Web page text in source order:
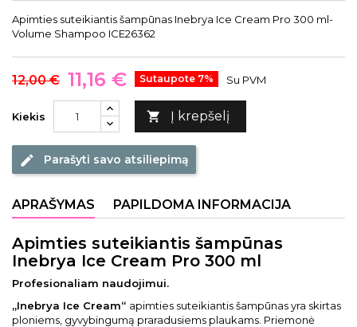
Apimties suteikiantis šampūnas Inebrya Ice Cream Pro 300 ml-
Volume Shampoo ICE26362
12,00 € 11,16 € Sutaupote 7% Su PVM
Kiekis  Į krepšelį
edit Parašyti savo atsiliepimą
APRAŠYMAS PAPILDOMA INFORMACIJA
Apimties suteikiantis šampūnas
Inebrya Ice Cream Pro 300 ml
Profesionaliam naudojimui.
„Inebrya Ice Cream“ apimties suteikiantis šampūnas yra skirtas
ploniems, gyvybingumą praradusiems plaukams. Priemonė